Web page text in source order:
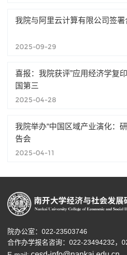
我院与阿里云计算有限公司签署
2025-09-29
喜报：我院获评”应用经济学复
国第三
2025-04-28
我院举办“中国区域产业演化：
告会
2025-04-11
院办公室：022-23503746
合作办学报名咨询： 022-23494232，